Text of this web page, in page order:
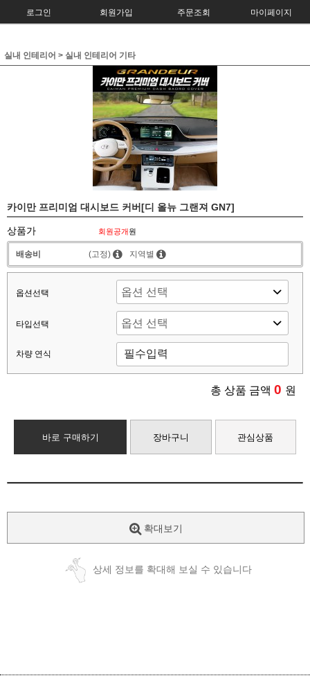
로그인 회원가입 주문조회 마이페이지
실내 인테리어 > 실내 인테리어 기타
카이만 프리미엄 대시보드 커버[디 올뉴 그랜져 GN7]
상품가 회원공개원
배송비 (고정) 지역별
옵션선택
타입선택
차량 연식
총 상품 금액 0 원
바로 구매하기 장바구니 관심상품
확대보기
상세 정보를 확대해 보실 수 있습니다